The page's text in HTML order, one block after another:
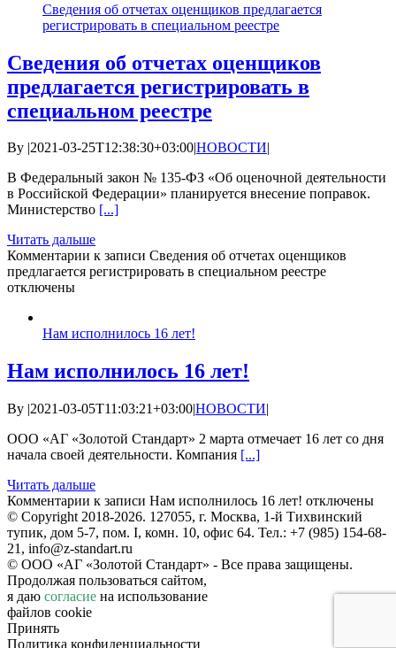
Сведения об отчетах оценщиков предлагается
регистрировать в специальном реестре
Сведения об отчетах оценщиков
предлагается регистрировать в
специальном реестре
By 2021-03-25T12:38:30+03:00НОВОСТИ
В Федеральный закон № 135-ФЗ «Об оценочной деятельности
в Российской Федерации» планируется внесение поправок.
Министерство [...]
Читать дальше
Комментарии к записи Сведения об отчетах оценщиков
предлагается регистрировать в специальном реестре
отключены
Нам исполнилось 16 лет!
Нам исполнилось 16 лет!
By |2021-03-05T11:03:21+03:00|НОВОСТИ|
ООО «АГ «Золотой Стандарт» 2 марта отмечает 16 лет со дня
начала своей деятельности. Компания [...]
Читать дальше
Комментарии к записи Нам исполнилось 16 лет! отключены
© Copyright 2018-2026. 127055, г. Москва, 1-й Тихвинский
тупик, дом 5-7, пом. I, комн. 10, офис 64. Тел.: +7 (985) 154-68-
21, info@z-standart.ru
© ООО «АГ «Золотой Стандарт» - Все права защищены.
Продолжая пользоваться сайтом,
я даю согласие на использование
файлов cookie
Принять
Политика конфиденциальности